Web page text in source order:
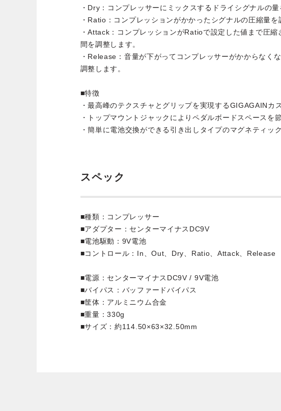
・Dry：コンプレッサーにミックスするドライシグナルの量
・Ratio：コンプレッションがかかったシグナルの圧縮量を
・Attack：コンプレッションがRatioで設定した値まで圧縮
間を調整します。
・Release：音量が下がってコンプレッサーがかからなく
調整します。
■特徴
・最高峰のテクスチャとグリップを実現するGIGAGAINカ
・トップマウントジャックによりペダルボードスペースを
・簡単に電池交換ができる引き出しタイプのマグネティッ
スペック
■種類：コンプレッサー
■アダプター：センターマイナスDC9V
■電池駆動：9V電池
■コントロール：In、Out、Dry、Ratio、Attack、Release
■電源：センターマイナスDC9V / 9V電池
■バイパス：バッファードバイパス
■筐体：アルミニウム合金
■重量：330g
■サイズ：約114.50×63×32.50mm